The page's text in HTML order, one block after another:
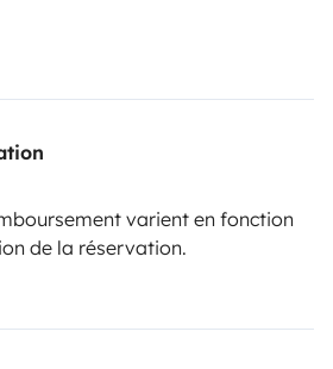
varient en fonction
de la réservation.